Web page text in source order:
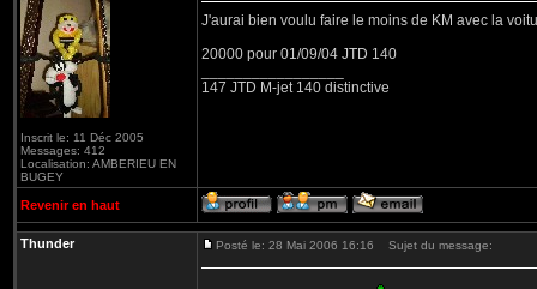
Inscrit le: 11 Déc 2005
Messages: 412
Localisation: AMBERIEU EN
BUGEY
J'aurai bien voulu faire le moins de KM avec la
20000 pour 01/09/04 JTD 140
147 JTD M-jet 140 distinctive
Revenir en haut
Thunder Posté le: 28 Mai 2006 16:16 Sujet du message: